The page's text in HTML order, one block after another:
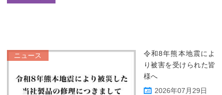
ニュース
令和8年熊本地震によ
り被害を受けられた皆
様へ
2026年07月29日